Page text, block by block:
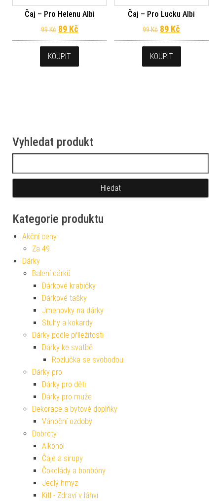
Čaj – Pro Helenu Albi
99Kč Původní cena byla: 99 Kč.
89 KčAktuální cena je: 89 Kč.
KOUPIT
Čaj – Pro Lucku Albi
99Kč Původní cena
89 Kč
KOUPIT
Vyhledat produkt
Kategorie produktu
Akční ceny
Za 49
Dárky
Balení dárků
Dárkové krabičky
Dárkové tašky
Jmenovky na dárky
Stuhy a kokardy
Dárky podle příležitosti
Dárky ke svatbě
Rozlučka se svobodou
Dárky pro
Dárky pro děti
Dárky pro muže
Dekorace a bytové doplňky
Vánoční ozdoby
Dobroty
Alkohol
Čaje a sirupy
Čokolády a bonbóny
Jedlý hmyz
Kitl - Zdraví v láhvi